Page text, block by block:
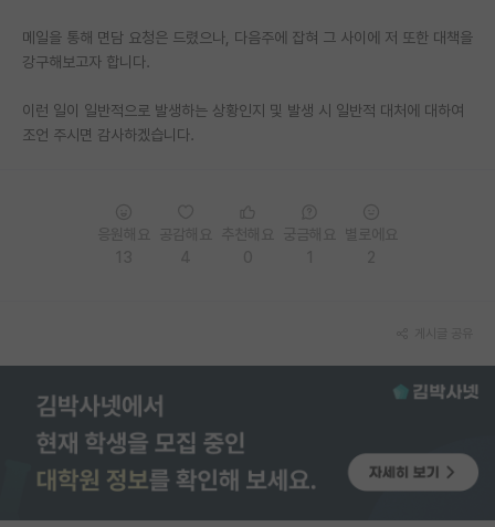
임용 후기 게시판
PI 전용 게시판
인문사회 계열 게시판
유학교육
이벤트
반도체 아카데미
메일을 통해 면담 요청은 드렸으나, 다음주에 잡혀 그 사이에 저 또한 대책을
강구해보고자 합니다.
이런 일이 일반적으로 발생하는 상황인지 및 발생 시 일반적 대처에 대하여
조언 주시면 감사하겠습니다.